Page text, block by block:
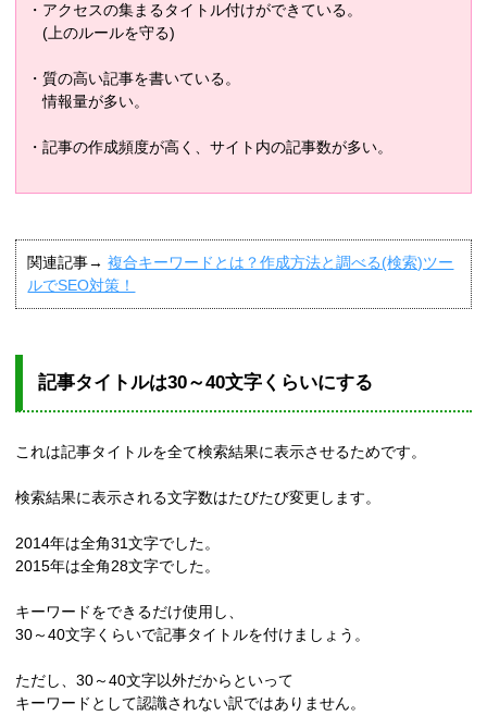
・アクセスの集まるタイトル付けができている。
(上のルールを守る)
・質の高い記事を書いている。
情報量が多い。
・記事の作成頻度が高く、サイト内の記事数が多い。
関連記事→複合キーワードとは？作成方法と調べる(検索)ツー
ルでSEO対策！
記事タイトルは30～40文字くらいにする
これは記事タイトルを全て検索結果に表示させるためです。
検索結果に表示される文字数はたびたび変更します。
2014年は全角31文字でした。
2015年は全角28文字でした。
キーワードをできるだけ使用し、
30～40文字くらいで記事タイトルを付けましょう。
ただし、30～40文字以外だからといって
キーワードとして認識されない訳ではありません。